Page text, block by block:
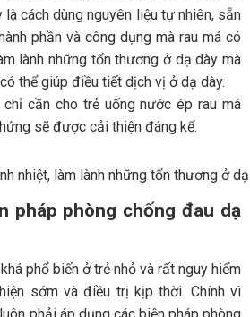
cách dùng nguyên liệu tự nhiên, sẵn
phần và công dụng mà rau má có
lành những tổn thương ở dạ dày mà
thể giúp điều tiết dịch vị ở dạ dày.
cần cho trẻ uống nước ép rau má
sẽ được cải thiện đáng kể.
nhiệt, làm lành những tổn thương ở
pháp phòng chống đau dạ
phổ biến ở trẻ nhỏ và rất nguy hiểm
sớm và điều trị kịp thời. Chính vì